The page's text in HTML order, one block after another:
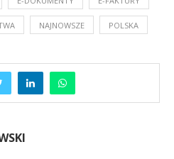
NAJNOWSZE POLSKA